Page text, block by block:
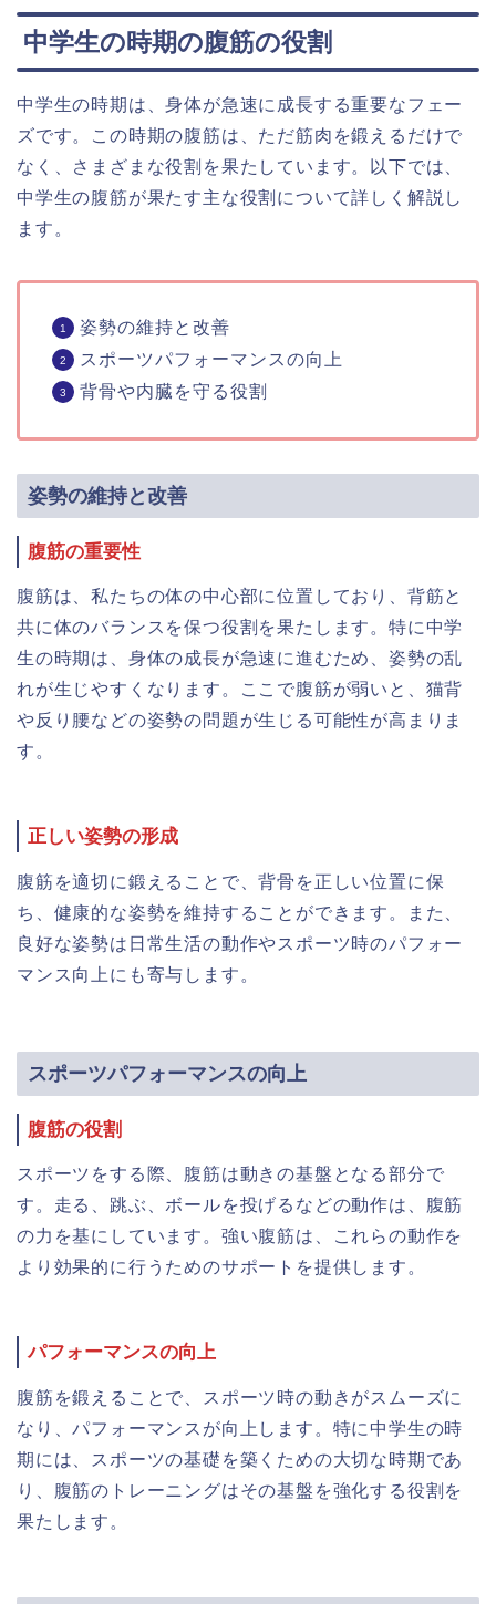
中学生の時期の腹筋の役割
中学生の時期は、身体が急速に成長する重要なフェー
ズです。この時期の腹筋は、ただ筋肉を鍛えるだけで
なく、さまざまな役割を果たしています。以下では、
中学生の腹筋が果たす主な役割について詳しく解説し
ます。
姿勢の維持と改善
スポーツパフォーマンスの向上
背骨や内臓を守る役割
姿勢の維持と改善
腹筋の重要性
腹筋は、私たちの体の中心部に位置しており、背筋と
共に体のバランスを保つ役割を果たします。特に中学
生の時期は、身体の成長が急速に進むため、姿勢の乱
れが生じやすくなります。ここで腹筋が弱いと、猫背
や反り腰などの姿勢の問題が生じる可能性が高まりま
す。
正しい姿勢の形成
腹筋を適切に鍛えることで、背骨を正しい位置に保
ち、健康的な姿勢を維持することができます。また、
良好な姿勢は日常生活の動作やスポーツ時のパフォー
マンス向上にも寄与します。
スポーツパフォーマンスの向上
腹筋の役割
スポーツをする際、腹筋は動きの基盤となる部分で
す。走る、跳ぶ、ボールを投げるなどの動作は、腹筋
の力を基にしています。強い腹筋は、これらの動作を
より効果的に行うためのサポートを提供します。
パフォーマンスの向上
腹筋を鍛えることで、スポーツ時の動きがスムーズに
なり、パフォーマンスが向上します。特に中学生の時
期には、スポーツの基礎を築くための大切な時期であ
り、腹筋のトレーニングはその基盤を強化する役割を
果たします。